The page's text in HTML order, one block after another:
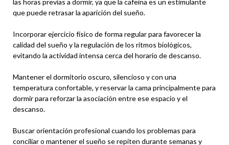
las horas previas a dormir, ya que la cafeína es un estimulante
que puede retrasar la aparición del sueño.
Incorporar ejercicio físico de forma regular para favorecer la
calidad del sueño y la regulación de los ritmos biológicos,
evitando la actividad intensa cerca del horario de descanso.
Mantener el dormitorio oscuro, silencioso y con una
temperatura confortable, y reservar la cama principalmente para
dormir para reforzar la asociación entre ese espacio y el
descanso.
Buscar orientación profesional cuando los problemas para
conciliar o mantener el sueño se repiten durante semanas y